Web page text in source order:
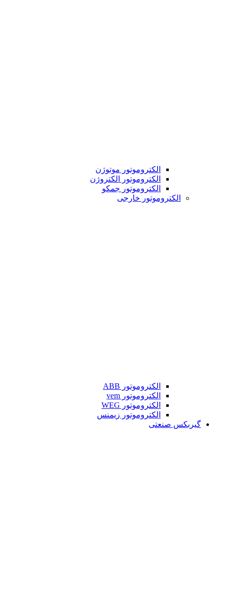
الکتروموتور موتوژن
الکتروموتور الکتروژن
الکتروموتور جمکو
الکتروموتور خارجی
الکتروموتور ABB
الکتروموتور vem
الکتروموتور WEG
الکتروموتور زیمنس
گیربکس صنعتی